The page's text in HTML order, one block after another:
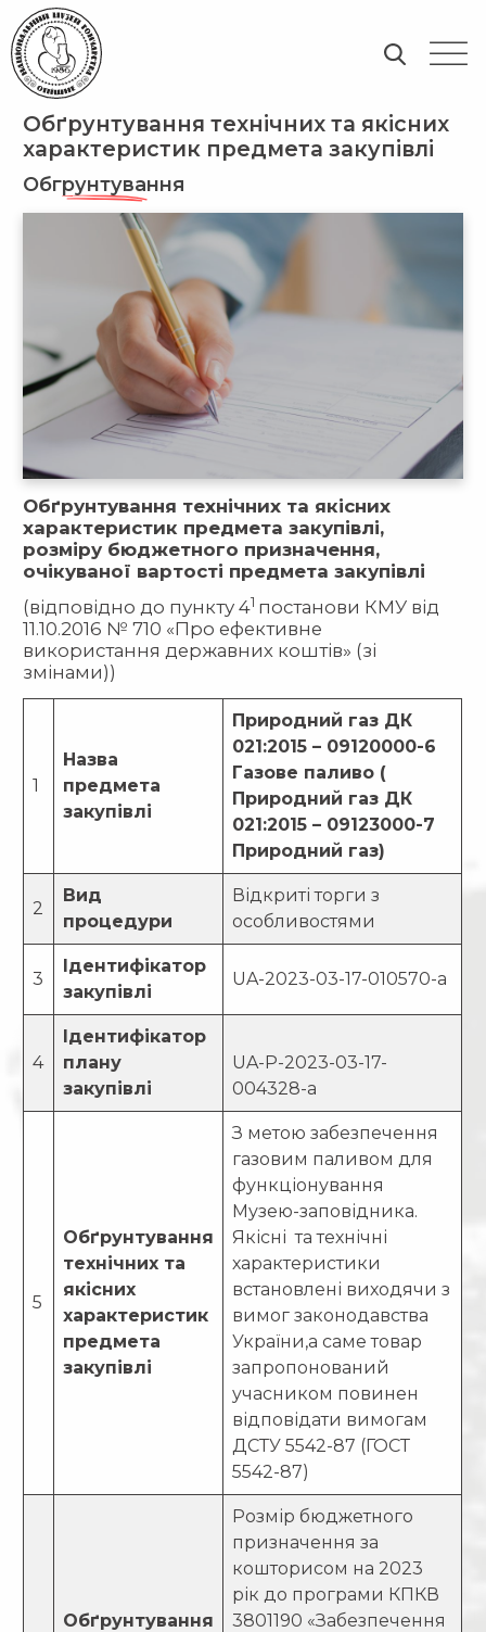
Обґрунтування технічних та якісних
характеристик предмета закупівлі
Обгрунтування
Обґрунтування технічних та якісних
характеристик предмета закупівлі,
розміру бюджетного призначення,
очікуваної вартості предмета закупівлі
(відповідно до пункту 41 постанови КМУ від
11.10.2016 № 710 «Про ефективне
використання державних коштів» (зі
змінами))
1
Назва
предмета
закупівлі
Природний газ ДК
021:2015 – 09120000-6
Газове паливо (
Природний газ ДК
021:2015 – 09123000-7
Природний газ)
2
Вид
процедури
Відкриті торги з
особливостями
3
Ідентифікатор
закупівлі
UA-2023-03-17-010570-a
4
Ідентифікатор
плану
закупівлі
UA-P-2023-03-17-
004328-a
5
Обґрунтування
технічних та
якісних
характеристик
предмета
закупівлі
З метою забезпечення
газовим паливом для
функціонування
Музею-заповідника.
Якісні та технічні
характеристики
встановлені виходячи з
вимог законодавства
України,а саме товар
запропонований
учасником повинен
відповідати вимогам
ДСТУ 5542-87 (ГОСТ
5542-87)
Обґрунтування
Розмір бюджетного
призначення за
кошторисом на 2023
рік до програми КПКВ
3801190 «Забезпечення